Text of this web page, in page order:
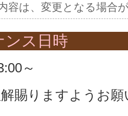
容は、変更となる場合
ンス日時
～
賜りますようお